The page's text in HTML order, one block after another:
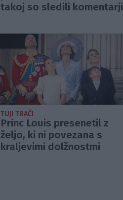
takoj so sledili komentarji
TUJI TRAČI
Princ Louis presenetil z
željo, ki ni povezana s
kraljevimi dolžnostmi